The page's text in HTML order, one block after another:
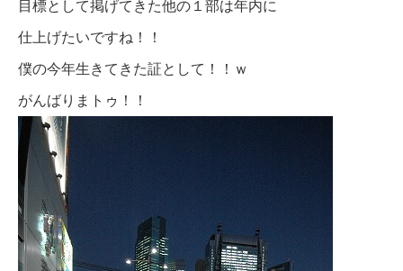
目標として掲げてきた他の１部は年内に
仕上げたいですね！！
僕の今年生きてきた証として！！ｗ
がんばりまトゥ！！